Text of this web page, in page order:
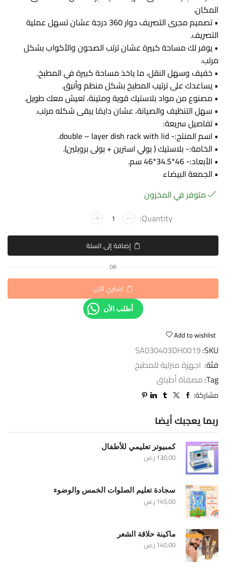
المكان.
• تصميم مجرى التصريف دوار 360 درجة عشان تسهل عملية
التصريف.
• يوفر لك مساحة كبيرة عشان ترتب الصحون والأكواب بشكل
مرتب.
• خفيف وسهل النقل، ما ياخذ مساحة كبيرة في المطبخ.
• يساعدك على ترتيب المطبخ بشكل منظم وأنيق.
• مصنوع من مواد بلاستيك قوية ومتينة، تعيش معك طويل.
• سهل التنظيف والصيانة، عشان دايمًا يبقى شكله مرتب.
• تفاصيل سريعة:
• اسم المنتج:- double – layer dish rack with lid.
• الخامة:- بلاستيك ( بولي استرين + بولى بروبلين).
• الأبعاد:- 46*34.5*46 سم.
• الجمعة البيضاء
متوفر في المخزون
إضافة إلى السلة
OR
اشتري الآن
أطلب الأن
Add to wishlist
SKU:
SA030403DH0019
فئة: اجهزة منزلية للمطبخ
Tag: مصفاة أطباق
مشاركة:
ربما يعجبك أيضا
كمبيوتر تعليمي للأطفال
130,00ر.س
سجادة تعليم الصلوات الخمس والوضوء
145,00ر.س
ماكينة حلاقة الشعر
140,00ر.س